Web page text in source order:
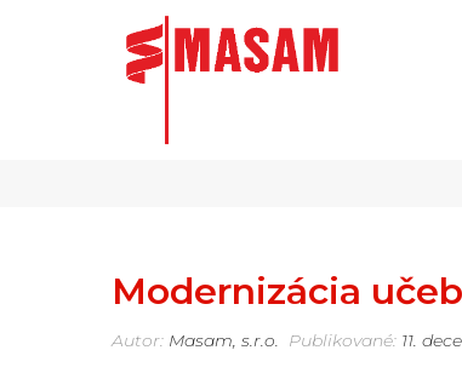
Modernizácia
Autor: Masam, s.r.o. Publikované: 11.